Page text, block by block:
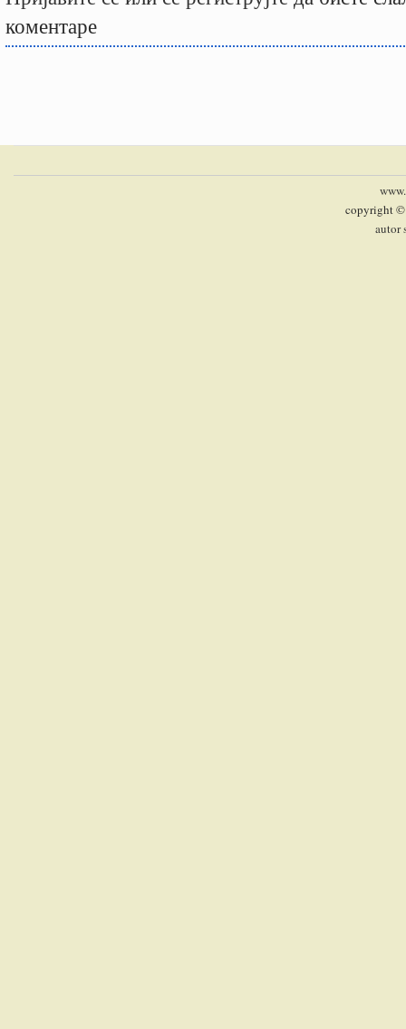
коментаре
copyright
autor